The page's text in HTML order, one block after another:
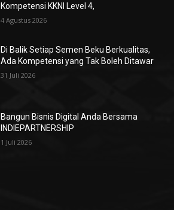
Kompetensi KKNI Level 4,
4 Agustus 2026
Di Balik Setiap Semen Beku Berkualitas,
Ada Kompetensi yang Tak Boleh Ditawar
31 Juli 2026
Bangun Bisnis Digital Anda Bersama
INDIEPARTNERSHIP
1 Juli 2026